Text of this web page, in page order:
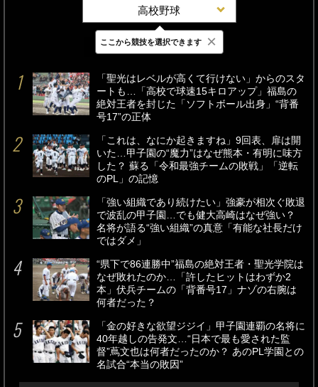
高校野球
最新 24時間 週間
「聖光はレベルが高くて行けない」からのスタ
ートも…「高校で球速15キロアップ」福島の
絶対王者を封じた「ソフトボール出身」“背番
号17”の正体
「これは、なにか起きますね」9回表、扉は開
いた…甲子園の“魔力”はなぜ熊本・有明に味方
した？ 蘇る「令和最強チームの敗戦」「逆転
のPL」の記憶
「強い組織であり続けたい」強豪が相次ぐ敗退
で波乱の甲子園…でも健大高崎はなぜ強い？
名将が語る“強い組織”の真意「有能な社長だけ
ではダメ」
“県下で86連勝中”福島の絶対王者・聖光学院は
なぜ敗れたのか…「許したヒットはわずか2
本」伏兵チームの「背番号17」ナゾの右腕は
何者だった？
「金の好きな欲望ジジイ」甲子園連覇の名将に
40年越しの告発文…“日本で最も愛された監
督”蔦文也は何者だったのか？ あのPL学園との
名試合“本当の敗因”
ここから競技を選択できます ×